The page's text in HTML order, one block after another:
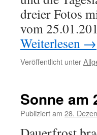
dreier Fotos
vom
Weiterlesen →
Veröffentlicht unter
Sonne am
Publiziert am 28.